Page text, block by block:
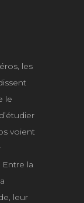
les
le
voient
la
leur